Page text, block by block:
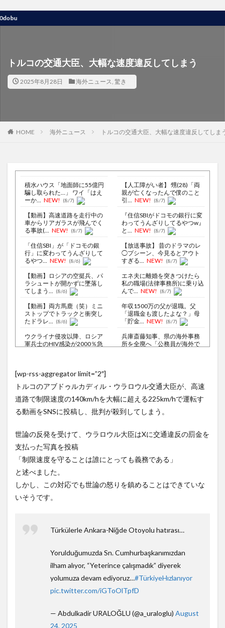
トルコの交通大臣、大幅な速度違反してしまう
2025年8月28日 海外ニュース, 驚き
HOME 海外ニュース トルコの交通大臣、大幅な速度違反してしま
積水ハウス「地面師に55億円
騙し取られた…」 ワイ「はえ
ーか... NEW! (8/7)
【動画】高速道路を走行中の
車からリアガラスが飛んでく
る事故(...
NEW! (8/7)
「住信SBI」が「ドコモの銀
行」に変わってうんざりして
るやつ...
NEW! (8/6)
【動画】ロシアの空挺兵、パ
ラシュートが開かずに墜落し
てしまう...
(8/6)
【動画】両方馬鹿（笑）ミニ
ストップでトラックと衝突し
たドラレ...
(8/6)
ウクライナ侵攻以降、ロシア
軍兵士のHIV感染が2000％急
80周年…「平和の価値をより
(8/5)
居酒屋「6人で長居して会計
4939円！喋りたいだけなら公
園に... NEW! (8/7)
本列島を一周…防衛省が全航路
を公...
NEW! (8/7)
【衝撃動画】令和のJS、レベ
チｗｗｗｗｗｗｗｗｗｗｗｗ
ｗｗｗ...
NEW!
5chの北斗の拳強さランキン
グ、完成度が高いと話題にｗ
ｗｗｗ (5/20)
いです・・・本当は核を使う
つもりな... (5/20)
(1/26)
顔20点、体80点と評価されて
(12/26)
技www当たり屋やお煽り運転
(3/1)
【人工障がい者】 甥(28)「両
親が亡くなったんで僕のこと
引... NEW! (8/7)
『住信SBIがドコモの銀行に変
わってうんざりしてるやつw』
と...
NEW! (8/7)
【放送事故】 昔のドラマのレ
◯プシーン、今見るとアウト
すぎる...
NEW! (8/7)
エネ夫に離婚を突きつけたら
私の職場(法律事務所)に乗り込
んで...
NEW! (8/7)
年収1500万の父が退職。父
「退職金も渡したよな？」母
「貯金...
NEW! (8/7)
兵庫斎藤知事、県の海外事務
所を全廃へ「公務員が海外で
NEW!
【Xの車窓から】オービスかと
思ったら野生の炊飯器で草
ほか (8/6)
見する現場猫案件 ほか
ハードオフに売っていた4万
4000円のフィギュアがヤバす
海外「この少年にとって忘れ
る → ... (5/20)
がML2度目のサヨナラ爆発！4
打数... (5/20)
【GIF】JSのカンチョーワロタ
走った結... (5/20)
[wp-rss-aggregator limit=”2″]
トルコのアブドゥルカディル・ウラロウル交通大臣が、高速
道路で制限速度の140km/hを大幅に超える225km/hで運転す
る動画をSNSに投稿し、批判が殺到してしまう。
世論の反発を受けて、ウラロウル大臣はXに交通違反の罰金を
支払った写真を投稿
「制限速度を守ることは誰にとっても義務である」
と述べました。
しかし、この対応でも世論の怒りを鎮めることはできていな
いそうです。
Türkülerle Ankara-Niğde Otoyolu hatırası…
Yorulduğumuzda Sn. Cumhurbaşkanımızdan
ilham alıyor, “Yeterince çalışmadık” diyerek
yolumuza devam ediyoruz…#TürkiyeHızlanıyor
pic.twitter.com/iGToOlTpfD
— Abdulkadir URALOĞLU (@a_uraloglu) August
24, 2025